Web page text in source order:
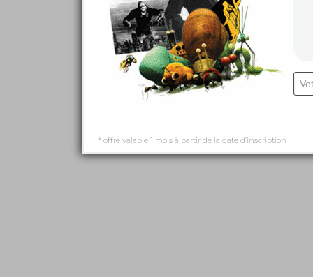
* offre valable 1 mois à partir de la date d’inscription